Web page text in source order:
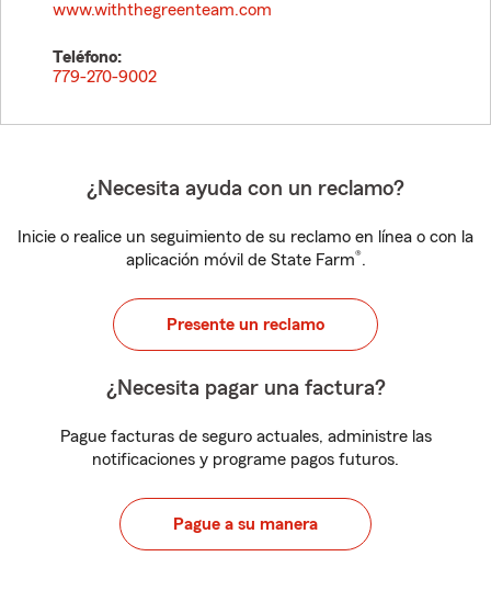
www.withthegreenteam.com
Teléfono:
779-270-9002
¿Necesita ayuda con un reclamo?
Inicie o realice un seguimiento de su reclamo en línea o con la
aplicación móvil de State Farm®.
Presente un reclamo
¿Necesita pagar una factura?
Pague facturas de seguro actuales, administre las
notificaciones y programe pagos futuros.
Pague a su manera